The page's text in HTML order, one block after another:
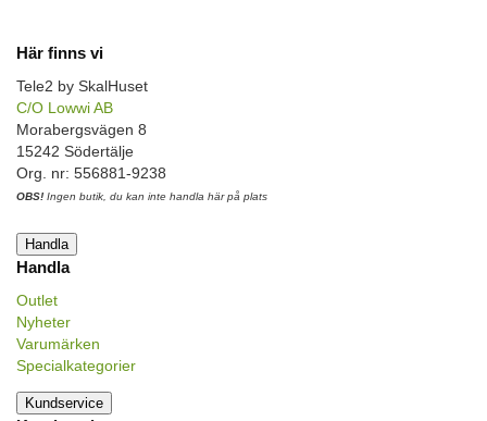
Här finns vi
Tele2 by SkalHuset
C/O Lowwi AB
Morabergsvägen 8
15242 Södertälje
Org. nr: 556881-9238
OBS! Ingen butik, du kan inte handla här på plats
Handla
Handla
Outlet
Nyheter
Varumärken
Specialkategorier
Kundservice